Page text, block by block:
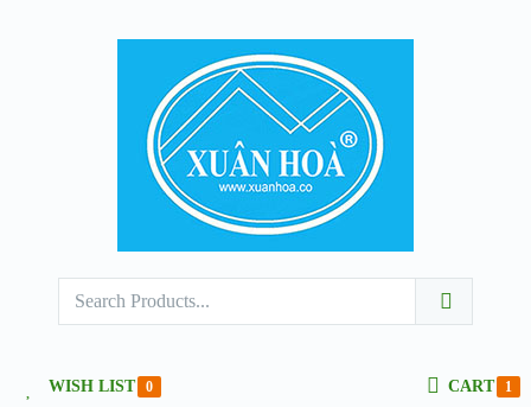
WISH LIST 0 CART 1